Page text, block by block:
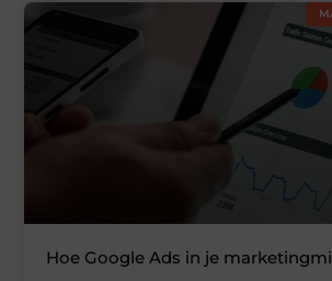
Hoe Google Ads in je